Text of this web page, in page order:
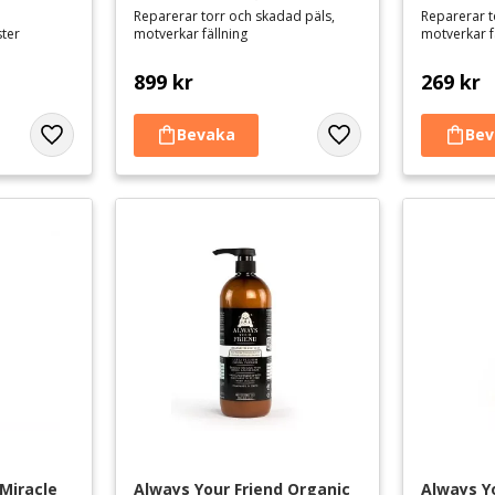
mycket effektivt gör pälsen ren från
ett matchande balsam, som gör
den mot fukt och smuts mellan
ut.
där de bästa naturliga ingredienserna
av högsta kvalitet som är både
Lägg till i favoriter
Reparerar torr och skadad päls,
motverkar fällning
899kr
Lägg till i favoriter
Reparerar
motverkar
269 kr
Always Your Friend Organic
Always